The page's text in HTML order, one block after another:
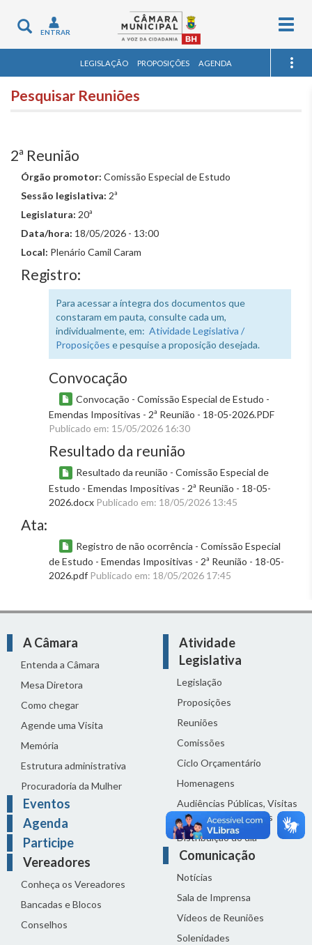
Toggle
navigation
ENTRAR
LEGISLAÇÃO PROPOSIÇÕES AGENDA
Pesquisar Reuniões
2ª Reunião
Órgão promotor: Comissão Especial de Estudo
Sessão legislativa: 2ª
Legislatura: 20ª
Data/hora: 18/05/2026 - 13:00
Local: Plenário Camil Caram
Registro:
Para acessar a íntegra dos documentos que
constaram em pauta, consulte cada um,
individualmente, em: Atividade Legislativa /
Proposições e pesquise a proposição desejada.
Convocação
Convocação - Comissão Especial de Estudo -
Emendas Impositivas - 2ª Reunião - 18-05-2026.PDF
Publicado em: 15/05/2026 16:30
Resultado da reunião
Resultado da reunião - Comissão Especial de
Estudo - Emendas Impositivas - 2ª Reunião - 18-05-
2026.docx Publicado em: 18/05/2026 13:45
Ata:
Registro de não ocorrência - Comissão Especial
de Estudo - Emendas Impositivas - 2ª Reunião - 18-05-
2026.pdf Publicado em: 18/05/2026 17:45
A Câmara
Entenda a Câmara
Mesa Diretora
Como chegar
Agende uma Visita
Memória
Estrutura administrativa
Procuradoria da Mulher
Eventos
Agenda
Participe
Vereadores
Conheça os Vereadores
Bancadas e Blocos
Conselhos
Atividade
Legislativa
Legislação
Proposições
Reuniões
Comissões
Ciclo Orçamentário
Homenagens
Audiências Públicas, Visitas
Técnicas e Seminários
Distribuição do dia
Comunicação
Notícias
Sala de Imprensa
Vídeos de Reuniões
Solenidades